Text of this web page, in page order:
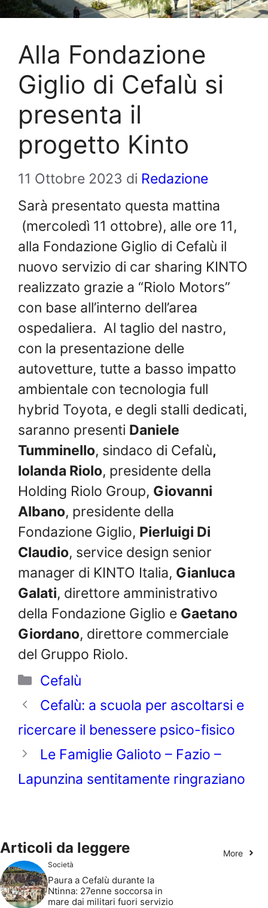
Alla Fondazione
Giglio di Cefalù si
presenta il
progetto Kinto
11 Ottobre 2023 di Redazione
Sarà presentato questa mattina
(mercoledì 11 ottobre), alle ore 11,
alla Fondazione Giglio di Cefalù il
nuovo servizio di car sharing KINTO
realizzato grazie a “Riolo Motors”
con base all’interno dell’area
ospedaliera. Al taglio del nastro,
con la presentazione delle
autovetture, tutte a basso impatto
ambientale con tecnologia full
hybrid Toyota, e degli stalli dedicati,
saranno presenti Daniele
Tumminello, sindaco di Cefalù,
Iolanda Riolo, presidente della
Holding Riolo Group, Giovanni
Albano, presidente della
Fondazione Giglio, Pierluigi Di
Claudio, service design senior
manager di KINTO Italia, Gianluca
Galati, direttore amministrativo
della Fondazione Giglio e Gaetano
Giordano, direttore commerciale
del Gruppo Riolo.
Categorie
Cefalù
Cefalù: a scuola per ascoltarsi e
ricercare il benessere psico-fisico
Le Famiglie Galioto – Fazio –
Lapunzina sentitamente ringraziano
Articoli da leggere More
Società
Paura a Cefalù durante la
Ntinna: 27enne soccorsa in
mare dai militari fuori servizio